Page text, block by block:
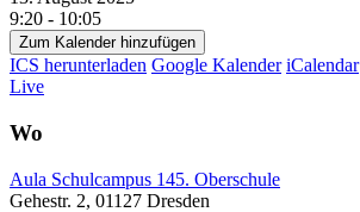
9:20 - 10:05
Zum Kalender hinzufügen
ICS herunterladen Google Kalender iCalendar
Live
Wo
Aula Schulcampus 145. Oberschule
Gehestr. 2, 01127 Dresden